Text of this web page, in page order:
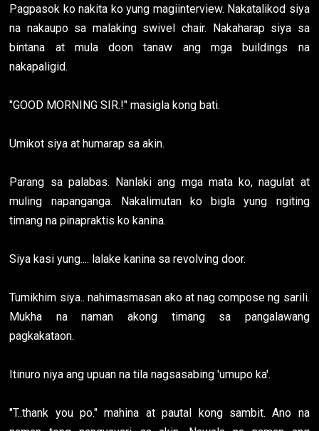
Pagpasok ko nakita ko yung magiinterview. Nakatalikod siya
na nakaupo sa malaking swivel chair. Nakaharap siya sa
bintana at mula doon tanaw ang mga buildings na
nakapaligid.
"GOOD MORNING SIR.!" masigla kong bati.
Umikot siya at humarap sa akin.
Parang sa palabas. Nanlaki ang mga mata ko, nagulat at
muling napanganga. Nakalimutan ko bigla yung ngiting
timang na pinapraktis ko kanina.
Siya kasi yung.... lalake kanina sa revolving door.
Tumikhim siya.. nahimasmasan ako at nag compose ng sarili.
Mukha na naman akong timang sa pangalawang
pagkakataon.
Itinuro niya ang upuan na tila nagsasabing 'umupo ka'.
"T..thank you po." mahina at pautal kong sambit. Ano na